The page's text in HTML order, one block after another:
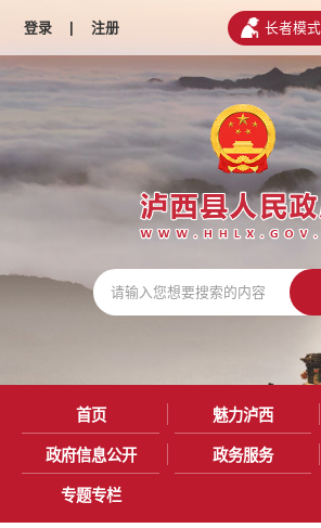
登录 | 注册 长者模式
首页 魅力泸西
政府信息公开 政务服务
专题专栏